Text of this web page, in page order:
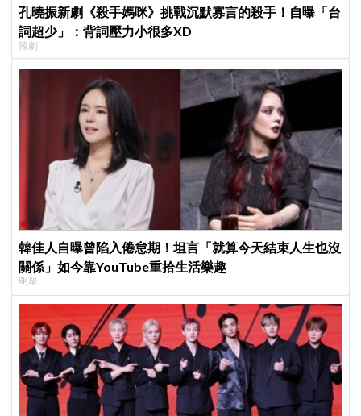
孔曉振新劇《殺手媽咪》挑戰沉默寡言的殺手！自曝「台
詞超少」：背詞壓力小很多XD
韓劇
韓佳人自曝曾陷入倦怠期！坦言「就算今天結束人生也沒
關係」如今靠YouTube重拾生活樂趣
明星